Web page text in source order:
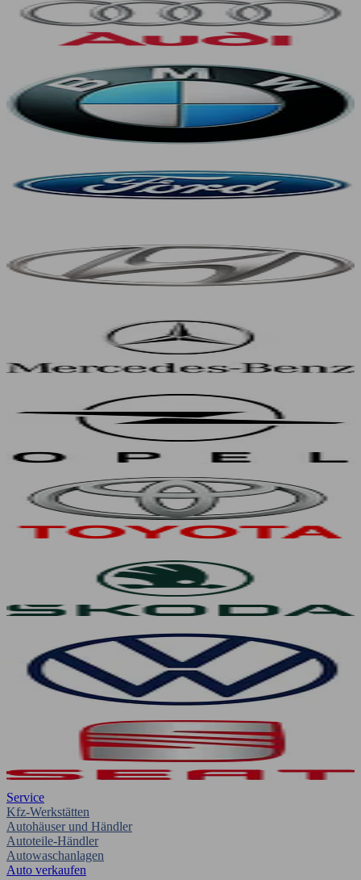
Service
Kfz-Werkstätten
Autohäuser und Händler
Autoteile-Händler
Autowaschanlagen
Auto verkaufen